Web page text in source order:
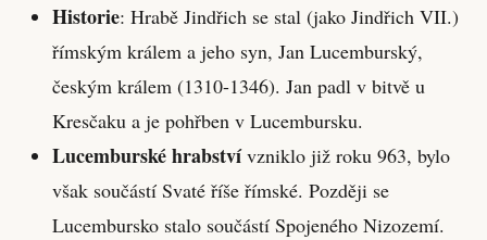
Historie: Hrabě Jindřich se stal (jako Jindřich VII.)
římským králem a jeho syn, Jan Lucemburský,
českým králem (1310-1346). Jan padl v bitvě u
Kresčaku a je pohřben v Lucembursku.
Lucemburské hrabstvívzniklo již roku 963, bylo
však součástí Svaté říše římské. Později se
Lucembursko stalo součástí Spojeného Nizozemí.